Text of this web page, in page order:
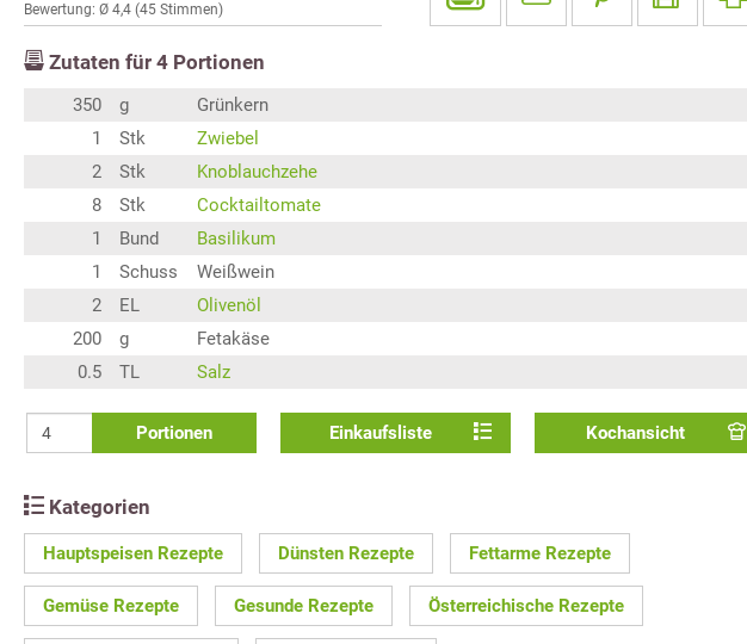
Bewertung: Ø 4,4 (45 Stimmen)
Zutaten für 4 Portionen
350 g
Grünkern
1
Stk
Zwiebel
2
Stk
Knoblauchzehe
8
Stk
Cocktailtomate
1
Bund
Basilikum
1
Schuss
Weißwein
2
EL
Olivenöl
200
g
Fetakäse
0.5
TL Salz
Portionen Einkaufsliste Kochansicht
Kategorien
Hauptspeisen Rezepte Dünsten Rezepte Fettarme Rezepte
Gemüse Rezepte Gesunde Rezepte Österreichische Rezepte